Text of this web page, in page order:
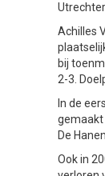
Achilles
bij
2-3.
In de
gemaakt
De
Ook in